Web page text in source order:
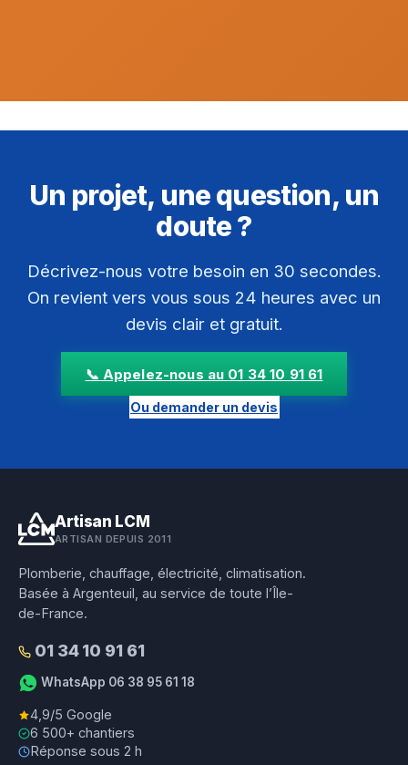
Un projet, une question, un
doute ?
Décrivez-nous votre besoin en 30 secondes.
On revient vers vous sous 24 heures avec un
devis clair et gratuit.
📞 Appelez-nous au 01 34 10 91 61
Ou demander un devis
Artisan LCM
ARTISAN DEPUIS 2011
Plomberie, chauffage, électricité, climatisation.
Basée à Argenteuil, au service de toute l’Île-
de-France.
01 34 10 91 61
WhatsApp 06 38 95 61 18
4,9/5 Google
6 500+ chantiers
Réponse sous 2 h